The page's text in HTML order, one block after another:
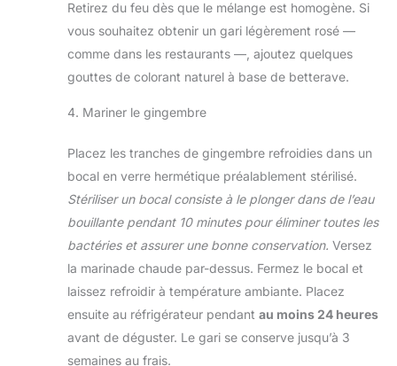
Retirez du feu dès que le mélange est homogène. Si
vous souhaitez obtenir un gari légèrement rosé —
comme dans les restaurants —, ajoutez quelques
gouttes de colorant naturel à base de betterave.
4. Mariner le gingembre
Placez les tranches de gingembre refroidies dans un
bocal en verre hermétique préalablement stérilisé.
Stériliser un bocal consiste à le plonger dans de l’eau
bouillante pendant 10 minutes pour éliminer toutes les
bactéries et assurer une bonne conservation. Versez
la marinade chaude par-dessus. Fermez le bocal et
laissez refroidir à température ambiante. Placez
ensuite au réfrigérateur pendant au moins 24 heures
avant de déguster. Le gari se conserve jusqu’à 3
semaines au frais.